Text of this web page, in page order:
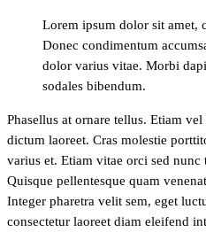
Lorem ipsum dolor sit amet,
Donec condimentum
dolor varius vitae. Morbi
sodales bibendum.
Phasellus at ornare tellus. Etiam
dictum laoreet. Cras molestie
varius et. Etiam vitae orci sed nunc
Quisque pellentesque quam
Integer pharetra velit sem, eget
consectetur laoreet diam eleifend